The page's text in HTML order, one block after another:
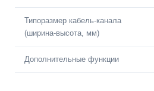
Типоразмер кабель-канала
(ширина-высота, мм)
Дополнительные функции